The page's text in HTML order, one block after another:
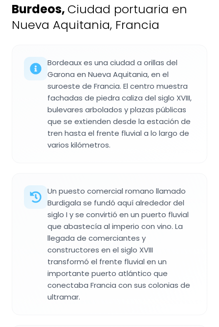
Burdeos, Ciudad portuaria en
Nueva Aquitania, Francia
Bordeaux es una ciudad a orillas del
Garona en Nueva Aquitania, en el
suroeste de Francia. El centro muestra
fachadas de piedra caliza del siglo XVIII,
bulevares arbolados y plazas públicas
que se extienden desde la estación de
tren hasta el frente fluvial a lo largo de
varios kilómetros.
Un puesto comercial romano llamado
Burdigala se fundó aquí alrededor del
siglo I y se convirtió en un puerto fluvial
que abastecía al imperio con vino. La
llegada de comerciantes y
constructores en el siglo XVIII
transformó el frente fluvial en un
importante puerto atlántico que
conectaba Francia con sus colonias de
ultramar.